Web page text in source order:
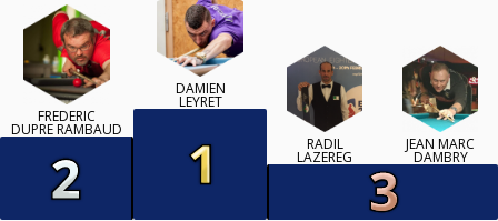
FREDERIC
DUPRE RAMBAUD
DAMIEN
LEYRET
RADIL
LAZEREG
JEAN MARC
DAMBRY